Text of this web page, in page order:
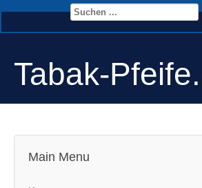
Tabak-
Main Menu